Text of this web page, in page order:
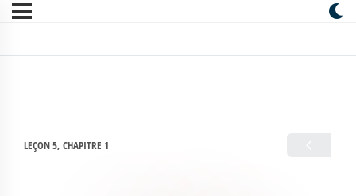
LEÇON 5, CHAPITRE 1